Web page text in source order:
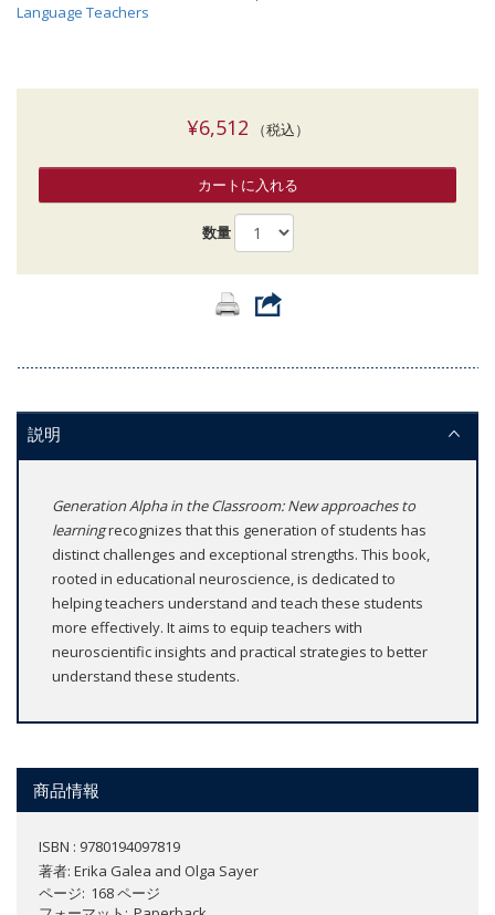
Language Teachers
¥6,512 （税込）
カートに入れる
数量
説明
Generation Alpha in the Classroom: New approaches to
learningrecognizes that this generation of students has
distinct challenges and exceptional strengths. This book,
rooted in educational neuroscience, is dedicated to
helping teachers understand and teach these students
more effectively. It aims to equip teachers with
neuroscientific insights and practical strategies to better
understand these students.
商品情報
ISBN : 9780194097819
著者: Erika Galea and Olga Sayer
ページ 168 ページ